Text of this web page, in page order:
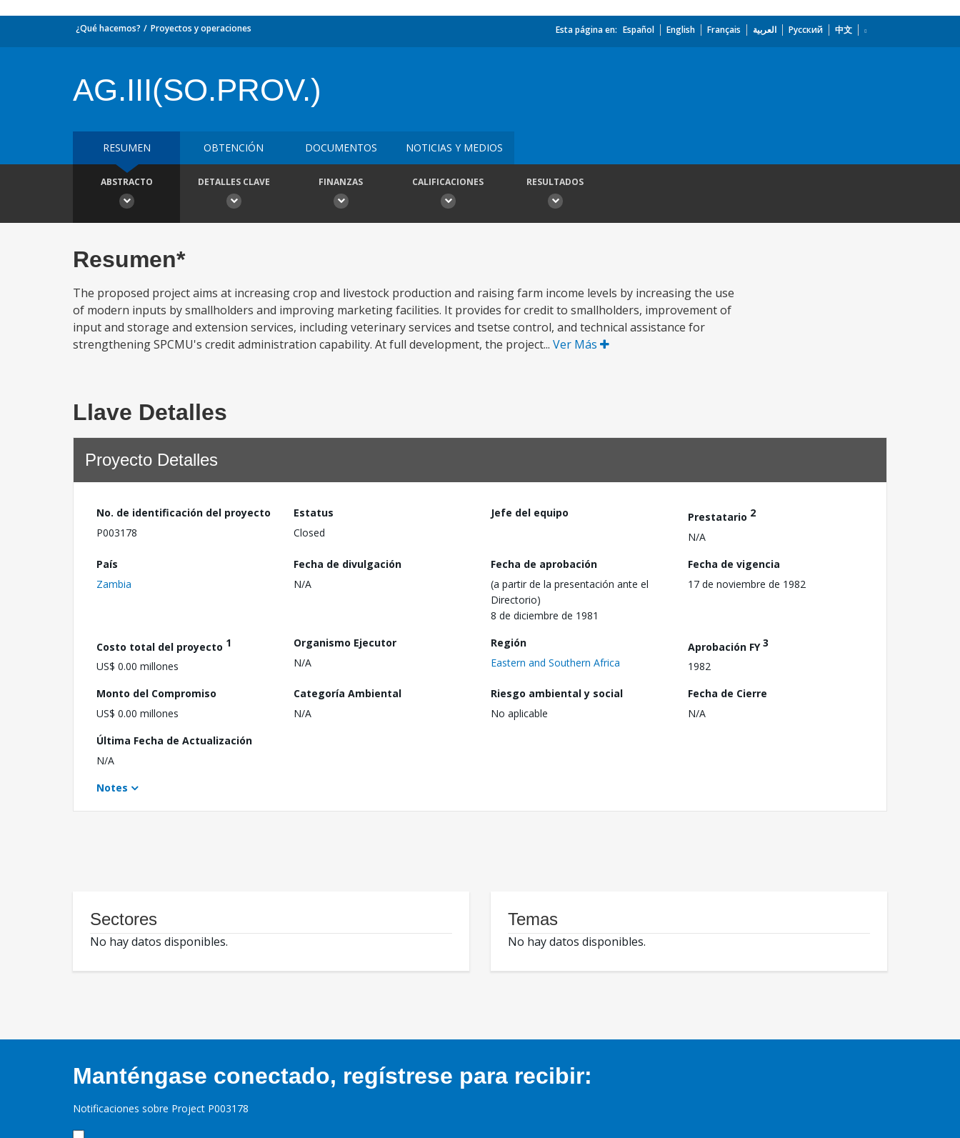
¿Qué hacemos? Proyectos y operaciones Esta página en: Español English Français العربية Русский 中文
AG.III(SO.PROV.)
RESUMEN OBTENCIÓN DOCUMENTOS NOTICIAS Y MEDIOS
ABSTRACTO DETALLES CLAVE FINANZAS CALIFICACIONES RESULTADOS
Resumen*
The proposed project aims at increasing crop and livestock production and raising farm income levels by increasing the use
of modern inputs by smallholders and improving marketing facilities. It provides for credit to smallholders, improvement of
input and storage and extension services, including veterinary services and tsetse control, and technical assistance for
strengthening SPCMU's credit administration capability. At full development, the project... Ver Más
Llave Detalles
Proyecto Detalles
No. de identificación del proyecto
P003178
Estatus
Closed
Jefe del equipo Prestatario 2
N/A
País
Zambia
Fecha de divulgación
N/A
Fecha de aprobación
(a partir de la presentación ante el
Directorio)
8 de diciembre de 1981
Fecha de vigencia
17 de noviembre de 1982
Costo total del proyecto 1
US$ 0.00 millones
Organismo Ejecutor
N/A
Región
Eastern and Southern Africa
Aprobación FY3
1982
Monto del Compromiso
US$ 0.00 millones
Categoría Ambiental
N/A
Riesgo ambiental y social
No aplicable
Fecha de Cierre
N/A
Última Fecha de Actualización
N/A
Notes
Sectores
No hay datos disponibles.
Temas
No hay datos disponibles.
Manténgase conectado, regístrese para recibir:
Notificaciones sobre Project P003178